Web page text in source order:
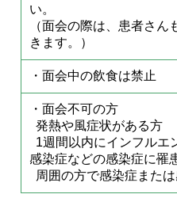
い。
（面会の際は、患者さ
きます。）
・面会中の飲食は禁止
・面会不可の方
発熱や風症状がある方
1週間以内にインフルエ
感染症などの感染症に罹
周囲の方で感染症また